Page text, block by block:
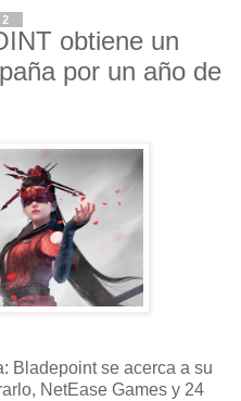
obtiene un
por un año de
Bladepoint se acerca a su
NetEase Games y 24